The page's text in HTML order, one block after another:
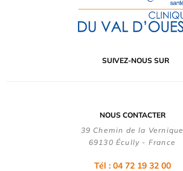
SUIVEZ-NOUS SUR
NOUS CONTACTER
39 Chemin de la Vernique
69130 Écully - France
Tél : 04 72 19 32 00